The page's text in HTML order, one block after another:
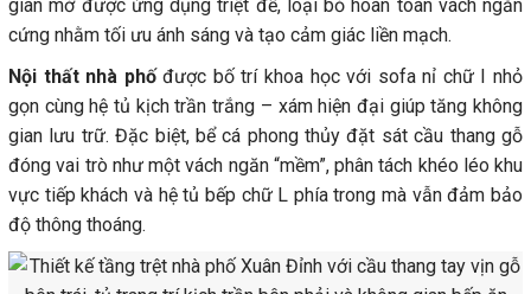
gian mở được ứng dụng triệt để, loại bỏ hoàn toàn vách ngăn
cứng nhằm tối ưu ánh sáng và tạo cảm giác liền mạch.
Nội thất nhà phốđược bố trí khoa học với sofa nỉ chữ I nhỏ
gọn cùng hệ tủ kịch trần trắng – xám hiện đại giúp tăng không
gian lưu trữ. Đặc biệt, bể cá phong thủy đặt sát cầu thang gỗ
đóng vai trò như một vách ngăn “mềm”, phân tách khéo léo khu
vực tiếp khách và hệ tủ bếp chữ L phía trong mà vẫn đảm bảo
độ thông thoáng.